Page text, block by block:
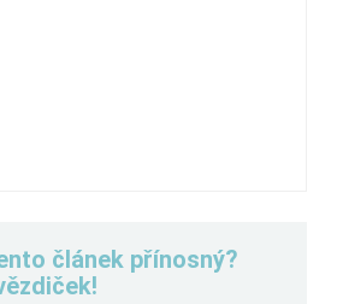
článek přínosný?